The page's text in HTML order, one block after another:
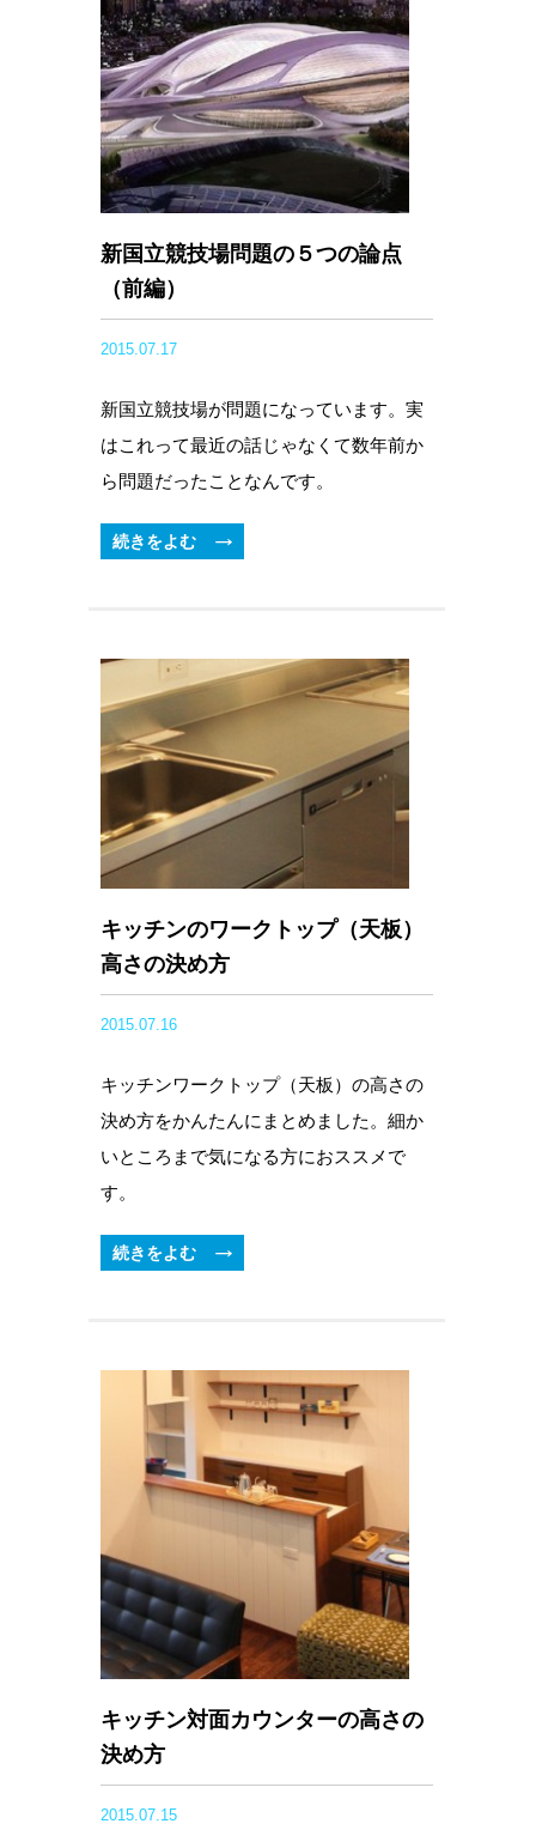
新国立競技場問題の５つの論点
（前編）
2015.07.17
新国立競技場が問題になっています。実
はこれって最近の話じゃなくて数年前か
ら問題だったことなんです。
続きをよむ
キッチンのワークトップ（天板）
高さの決め方
2015.07.16
キッチンワークトップ（天板）の高さの
決め方をかんたんにまとめました。細か
いところまで気になる方におススメで
す。
続きをよむ
キッチン対面カウンターの高さの
決め方
2015.07.15